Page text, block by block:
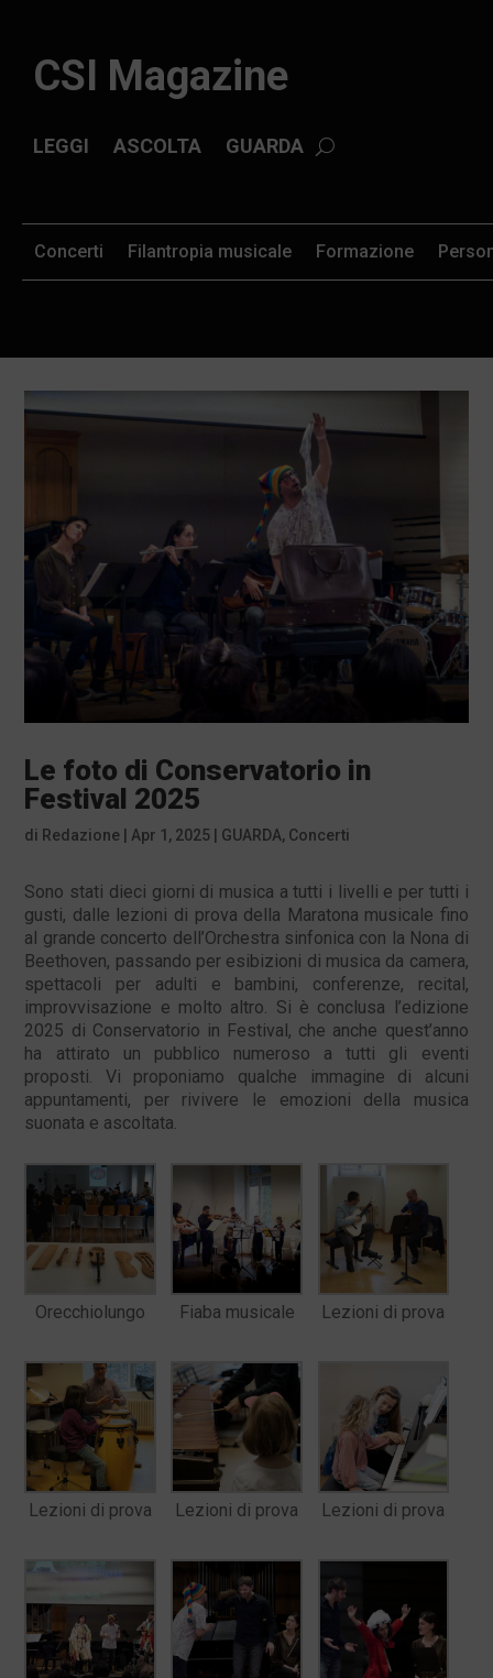
CSI Magazine
ASCOLTA GUARDA
LEGGI
Formazione
Concerti Filantropia musicale
Le foto di Conservatorio in
Festival 2025
di Redazione |Apr 1, 2025 GUARDA, Concerti
Sono stati dieci giorni di musica a tutti i livelli e per tutti i
gusti, dalle lezioni di prova della Maratona musicale fino
al grande concerto dell’Orchestra sinfonica con la Nona di
Beethoven, passando per esibizioni di musica da camera,
spettacoli per adulti e bambini, conferenze, recital,
improvvisazione e molto altro. Si è conclusa l’edizione
2025 di Conservatorio in Festival, che anche quest’anno
ha attirato un pubblico numeroso a tutti gli eventi
proposti. Vi proponiamo qualche immagine di alcuni
appuntamenti, per rivivere le emozioni della musica
suonata e ascoltata.
Orecchiolungo Fiaba musicale Lezioni di prova
Lezioni di prova Lezioni di prova Lezioni di prova